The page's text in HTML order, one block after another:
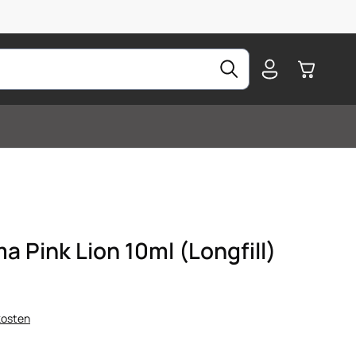
Pink Lion 10ml (Longfill)